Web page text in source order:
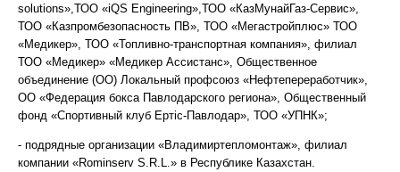
solutions»,ТОО «iQS Engineering»,ТОО «КазМунайГаз-Сервис»,
ТОО «Казпромбезопасность ПВ», ТОО «Мегастройплюс» ТОО
«Медикер», ТОО «Топливно-транспортная компания», филиал
ТОО «Медикер» «Медикер Ассистанс», Общественное
объединение (ОО) Локальный профсоюз «Нефтепереработчик»,
ОО «Федерация бокса Павлодарского региона», Общественный
фонд «Спортивный клуб Ертic-Павлодар», ТОО «УПНК»;
- подрядные организации «Владимиртепломонтаж», филиал
компании «Rominserv S.R.L.» в Республике Казахстан.